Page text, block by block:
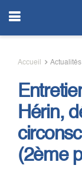
Accueil Actualités
Hérin,
(2ème